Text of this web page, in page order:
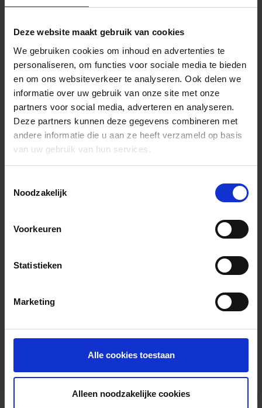
Deze website maakt gebruik van cookies
We gebruiken cookies om inhoud en advertenties te
personaliseren, om functies voor sociale media te bieden
en om ons websiteverkeer te analyseren. Ook delen we
informatie over uw gebruik van onze site met onze
partners voor social media, adverteren en analyseren.
Deze partners kunnen deze gegevens combineren met
andere informatie die u aan ze heeft verzameld op basis
van uw gebruik van hun services.
Noodzakelijk
Voorkeuren
Statistieken
Marketing
Alle cookies toestaan
Alleen noodzakelijke cookies
Algemene informatie
Foto’s ({{photos.length}})
Eigen foto’s